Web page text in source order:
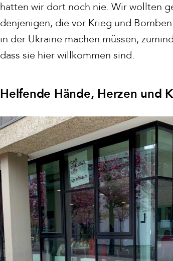
hatten wir dort noch nie. Wir wollten
denjenigen, die vor Krieg und
in der Ukraine machen müssen,
dass sie hier willkommen sind.
Helfende Hände, Herzen und